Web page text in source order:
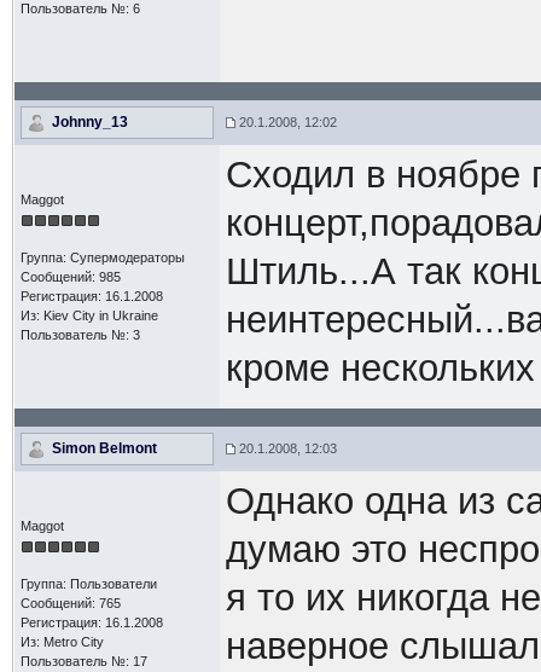
Пользователь №: 6
Johnny_13 20.1.2008, 12:02
Maggot
Группа: Супермодераторы
Сообщений: 985
Регистрация: 16.1.2008
Из: Kiev Сity in Ukraine
Пользователь №: 3
Сходил в ноябре
Штиль...А так
кроме
Simon Belmont 20.1.2008, 12:03
Maggot
Группа: Пользователи
Сообщений: 765
Регистрация: 16.1.2008
Из: Metro City
Пользователь №: 17
Однако одна из
думаю это
я то их никогда
наверное слышал